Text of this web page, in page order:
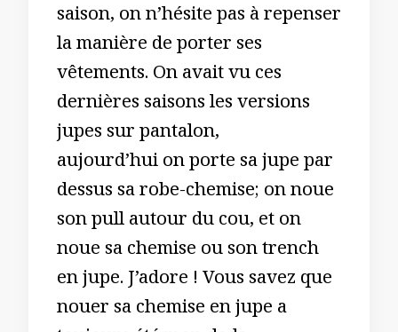
saison, on n’hésite pas à repenser
la manière de porter ses
vêtements. On avait vu ces
dernières saisons les versions
jupes sur pantalon,
aujourd’hui on porte sa jupe par
dessus sa robe-chemise; on noue
son pull autour du cou, et on
noue sa chemise ou son trench
en jupe. J’adore ! Vous savez que
nouer sa chemise en jupe a